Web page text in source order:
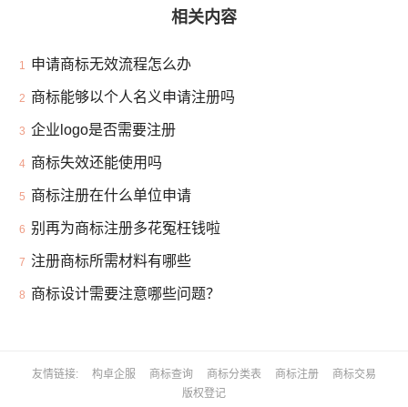
相关内容
1 申请商标无效流程怎么办
2 商标能够以个人名义申请注册吗
3 企业logo是否需要注册
4 商标失效还能使用吗
5 商标注册在什么单位申请
6 别再为商标注册多花冤枉钱啦
7 注册商标所需材料有哪些
8 商标设计需要注意哪些问题？
友情链接 构卓企服 商标查询 商标分类表 商标注册
商标交易
版权登记